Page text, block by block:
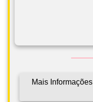
Mais Informações